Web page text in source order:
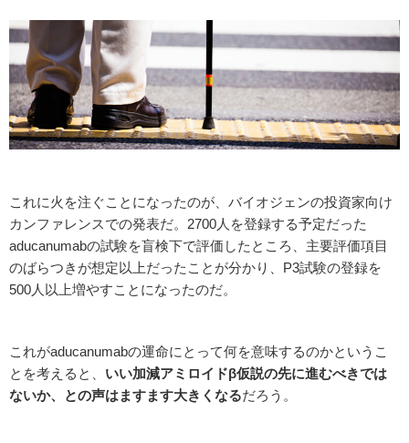
これに火を注ぐことになったのが、バイオジェンの投資家向け
カンファレンスでの発表だ。2700人を登録する予定だった
aducanumabの試験を盲検下で評価したところ、主要評価項目
のばらつきが想定以上だったことが分かり、P3試験の登録を
500人以上増やすことになったのだ。
これがaducanumabの運命にとって何を意味するのかというこ
とを考えると、 いい加減アミロイドβ仮説の先に進むべきでは
ないか、との声はますます大きくなるだろう。